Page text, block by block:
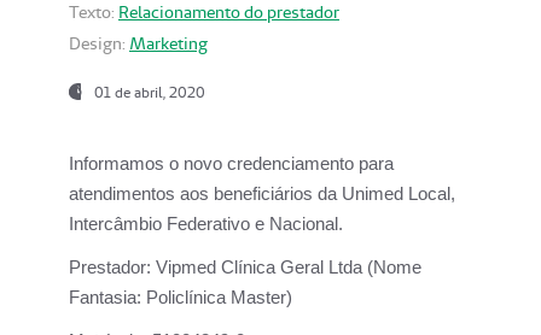
Texto: Relacionamento do prestador
Design: Marketing
01 de abril, 2020
Informamos o novo credenciamento para
atendimentos aos beneficiários da Unimed Local,
Intercâmbio Federativo e Nacional.
Prestador: Vipmed Clínica Geral Ltda (Nome
Fantasia: Policlínica Master)